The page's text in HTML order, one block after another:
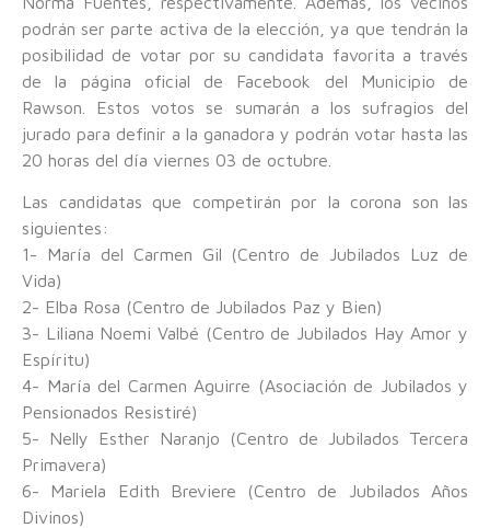
podrán ser parte activa de la elección, ya que tendrán la
posibilidad de votar por su candidata favorita a través
de la página oficial de Facebook del Municipio de
Rawson. Estos votos se sumarán a los sufragios del
jurado para definir a la ganadora y podrán votar hasta las
20 horas del día viernes 03 de octubre.
Las candidatas que competirán por la corona son las
siguientes:
1- María del Carmen Gil (Centro de Jubilados Luz de
Vida)
2- Elba Rosa (Centro de Jubilados Paz y Bien)
3- Liliana Noemi Valbé (Centro de Jubilados Hay Amor y
Espíritu)
4- María del Carmen Aguirre (Asociación de Jubilados y
Pensionados Resistiré)
5- Nelly Esther Naranjo (Centro de Jubilados Tercera
Primavera)
6- Mariela Edith Breviere (Centro de Jubilados Años
Divinos)